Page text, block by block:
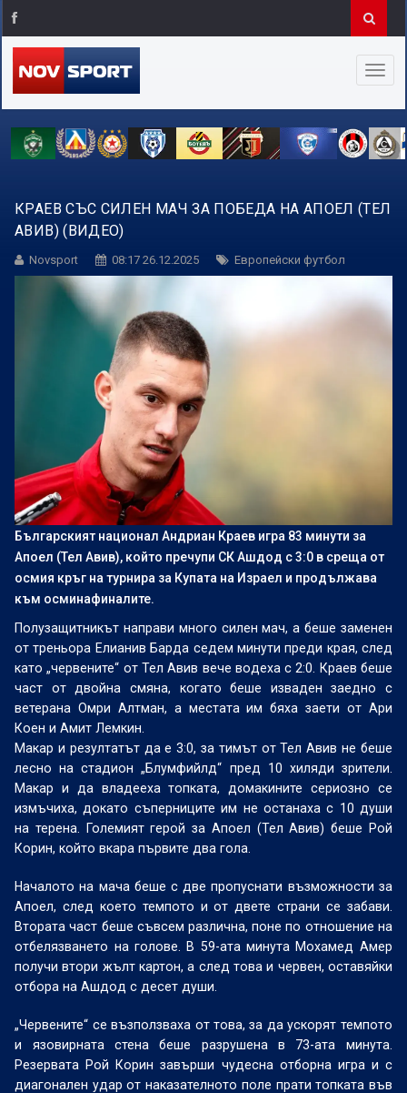
КРАЕВ СЪС СИЛЕН МАЧ ЗА ПОБЕДА НА АПОЕЛ (ТЕЛ
АВИВ) (ВИДЕО)
Novsport 08:17 26.12.2025 Европейски футбол
Българският национал Андриан Краев игра 83 минути за
Апоел (Тел Авив), който пречупи СК Ашдод с 3:0 в среща от
осмия кръг на турнира за Купата на Израел и продължава
към осминафиналите.
Полузащитникът направи много силен мач, а беше заменен
от треньора Елианив Барда седем минути преди края, след
като „червените“ от Тел Авив вече водеха с 2:0. Краев беше
част от двойна смяна, когато беше изваден заедно с
ветерана Омри Алтман, а местата им бяха заети от Ари
Коен и Амит Лемкин.
Макар и резултатът да е 3:0, за тимът от Тел Авив не беше
лесно на стадион „Блумфийлд“ пред 10 хиляди зрители.
Макар и да владееха топката, домакините сериозно се
измъчиха, докато съперниците им не останаха с 10 души
на терена. Големият герой за Апоел (Тел Авив) беше Рой
Корин, който вкара първите два гола.
Началото на мача беше с две пропуснати възможности за
Апоел, след което темпото и от двете страни се забави.
Втората част беше съвсем различна, поне по отношение на
отбелязването на голове. В 59-ата минута Мохамед Амер
получи втори жълт картон, а след това и червен, оставяйки
отбора на Ашдод с десет души.
„Червените“ се възползваха от това, за да ускорят темпото
и язовирната стена беше разрушена в 73-ата минута.
Резервата Рой Корин завърши чудесна отборна игра и с
диагонален удар от наказателното поле прати топката във